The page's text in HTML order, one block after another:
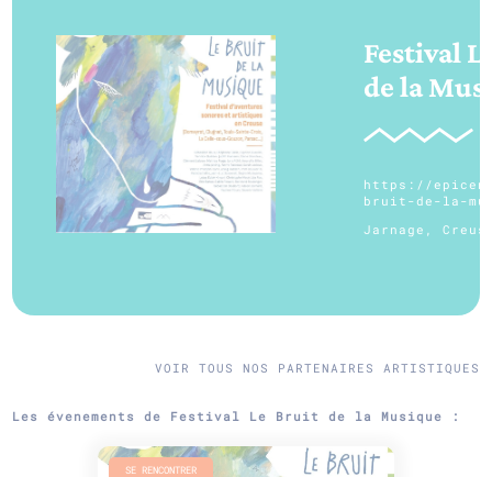
Festival
de la
https://
bruit-de-la-
Jarnage,
VOIR TOUS NOS PARTENAIRES ARTISTIQUES
Les évenements de Festival Le Bruit de la Musique :
SE RENCONTRER